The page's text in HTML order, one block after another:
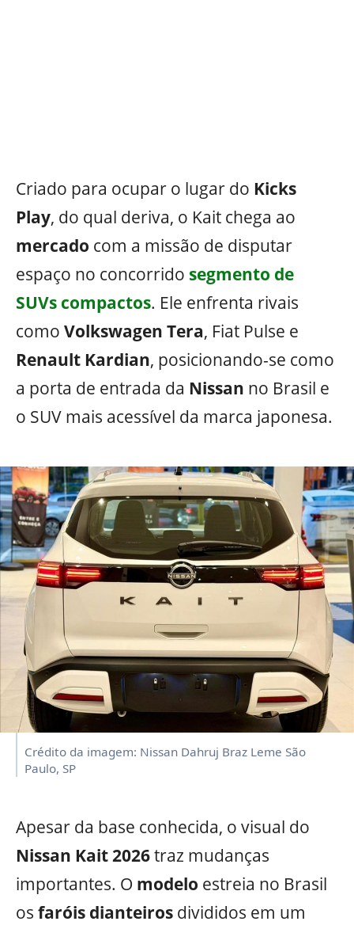
Criado para ocupar o lugar do Kicks
Play, do qual deriva, o Kait chega ao
mercado com a missão de disputar
espaço no concorrido segmento de
SUVs compactos. Ele enfrenta rivais
como Volkswagen Tera, Fiat Pulse e
Renault Kardian, posicionando-se como
a porta de entrada da Nissan no Brasil e
o SUV mais acessível da marca japonesa.
Crédito da imagem: Nissan Dahruj Braz Leme São
Paulo, SP
Apesar da base conhecida, o visual do
Nissan Kait 2026traz mudanças
importantes. O modelo estreia no Brasil
os faróis dianteiros divididos em um